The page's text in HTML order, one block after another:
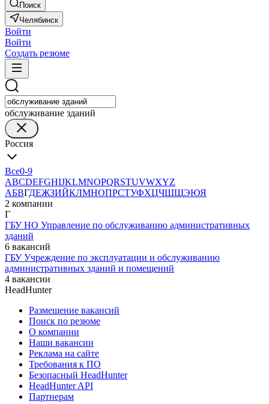
Поиск
Челябинск
Войти
Войти
Создать резюме
обслуживание зданий
Россия
Все0-9
ABCDEFGHIJKLMNOPQRSTUVWXYZ
АБВГДЕЖЗИЙКЛМНОПРСТУФХЦЧШЩЭЮЯ
2 компании
Г
ГБУ НО Управление по обслуживанию административных
зданий
6 вакансий
ГБУ Учреждение по эксплуатации и обслуживанию
административных зданий и помещений
4 вакансии
HeadHunter
Размещение вакансий
Поиск по резюме
О компании
Наши вакансии
Реклама на сайте
Требования к ПО
Безопасный HeadHunter
HeadHunter API
Партнерам